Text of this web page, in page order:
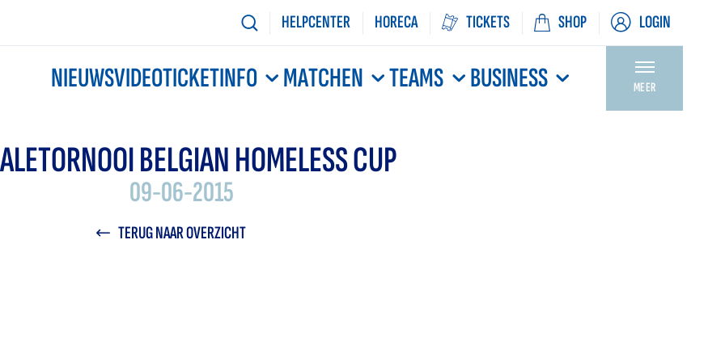
HELPCENTER HORECA TICKETS SHOP LOGIN
NIEUWSVIDEOTICKETINFO MATCHEN TEAMS BUSINESS MEER
BELGIAN HOMELESS CUP
09-06-2015
TERUG NAAR OVERZICHT